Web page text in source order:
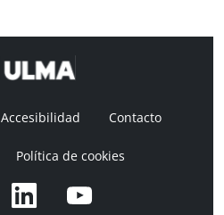
Accesibilidad Contacto
Política de cookies